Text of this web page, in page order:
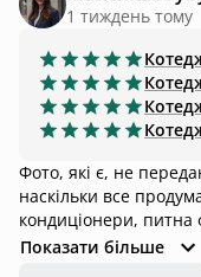
1 тиждень тому
Фото, які є, не
наскільки все продумано. Будиночки дуже
кондиціонери, питна
посуд. Територія теж неймовірна, є багато стежок, де
Показати більше